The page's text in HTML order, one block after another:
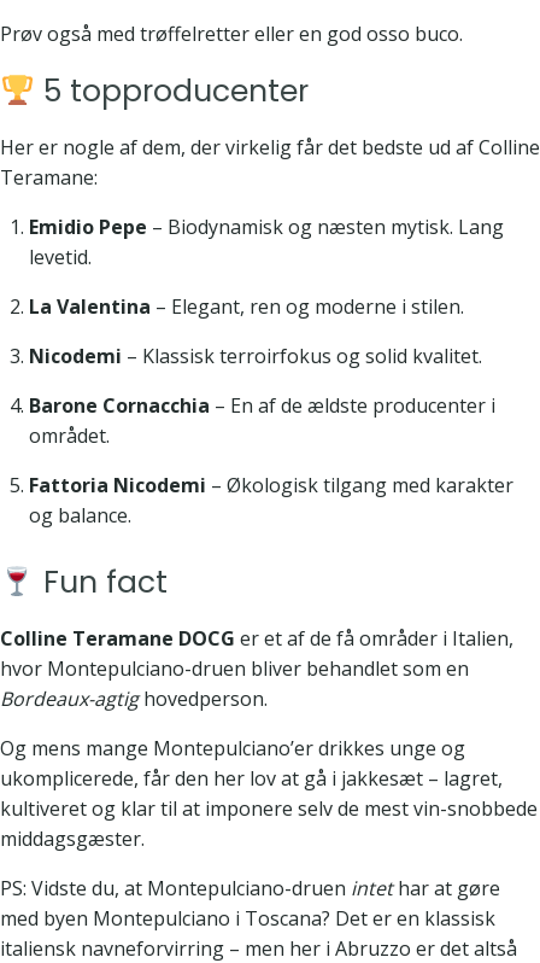
Prøv også med trøffelretter eller en god osso buco.
5 topproducenter
Her er nogle af dem, der virkelig får det bedste ud af Colline
Teramane:
Emidio Pepe – Biodynamisk og næsten mytisk. Lang
levetid.
La Valentina – Elegant, ren og moderne i stilen.
Nicodemi – Klassisk terroirfokus og solid kvalitet.
Barone Cornacchia – En af de ældste producenter i
området.
Fattoria Nicodemi – Økologisk tilgang med karakter
og balance.
Fun fact
Colline Teramane DOCG er et af de få områder i Italien,
hvor Montepulciano-druen bliver behandlet som en
Bordeaux-agtighovedperson.
Og mens mange Montepulciano’er drikkes unge og
ukomplicerede, får den her lov at gå i jakkesæt – lagret,
kultiveret og klar til at imponere selv de mest vin-snobbede
middagsgæster.
PS: Vidste du, at Montepulciano-druen intethar at gøre
med byen Montepulciano i Toscana? Det er en klassisk
italiensk navneforvirring – men her i Abruzzo er det altså